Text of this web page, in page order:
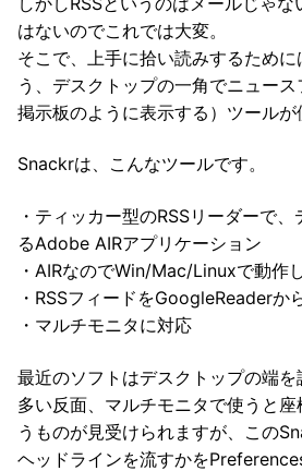
はないのでこれでは大変。
そこで、上手に拾い読みするため
う、デスクトップの一角でニュー
掲示板のように表示する）ツールが
Snackrは、こんなツールです。
・ティッカー型のRSSリーダーで
るAdobe AIRアプリケーション
・AIRなのでWin/Mac/Linuxで動作
・RSSフィードをGoogleReaderか
・マルチモニタに対応
最近のソフトはデスクトップの端
多い反面、マルチモニタで使うと
うものが見受けられますが、この
ヘッドラインを流すかを